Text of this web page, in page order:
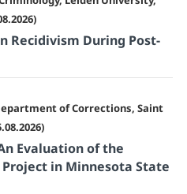
Recidivism During Post-
of Corrections, Saint
Evaluation of the
in Minnesota State